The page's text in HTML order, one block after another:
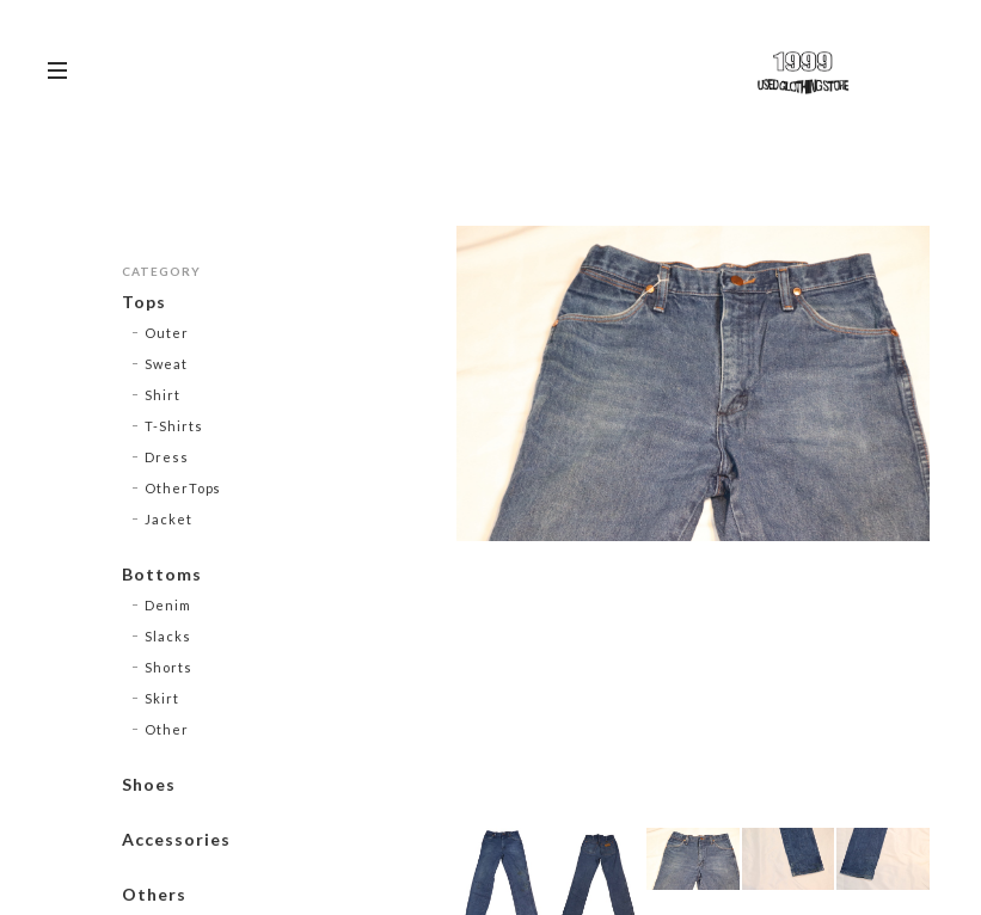
CATEGORY
Tops
Outer
Sweat
Shirt
T-Shirts
Dress
OtherTops
Jacket
Bottoms
Denim
Slacks
Shorts
Skirt
Other
Shoes
Accessories
Others